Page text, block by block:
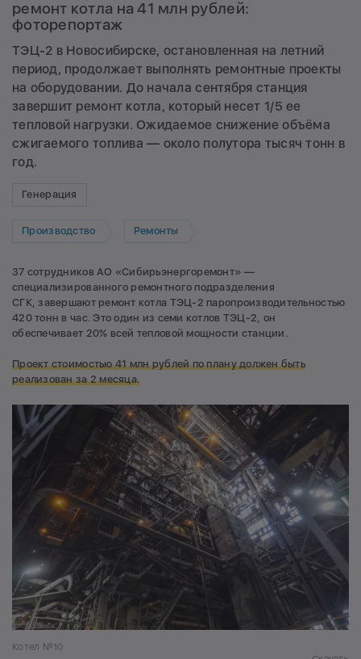
ремонт котла на 41 млн рублей:
фоторепортаж
ТЭЦ-2 в Новосибирске, остановленная на летний
период, продолжает выполнять ремонтные проекты
на оборудовании. До начала сентября станция
завершит ремонт котла, который несет 1/5 ее
тепловой нагрузки. Ожидаемое снижение объёма
сжигаемого топлива — около полутора тысяч тонн в
год.
Генерация
Производство Ремонты
37 сотрудников АО «Сибирьэнергоремонт» —
специализированного ремонтного подразделения
СГК, завершают ремонт котла ТЭЦ-2 паропроизводительностью
420 тонн в час. Это один из семи котлов ТЭЦ-2, он
обеспечивает 20% всей тепловой мощности станции.
Проект стоимостью 41 млн рублей по плану должен быть
реализован за 2 месяца.
Котел №10